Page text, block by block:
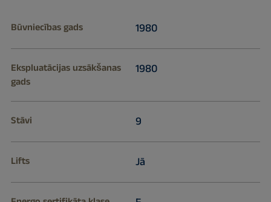
Būvniecības gads 1980
Ekspluatācijas uzsākšanas
gads
1980
Stāvi 9
Lifts Jā